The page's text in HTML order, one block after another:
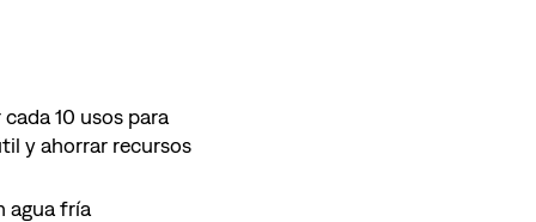
10 usos para
y ahorrar recursos
agua fría